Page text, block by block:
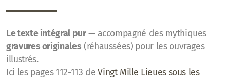
Le texte intégral pur— accompagné des mythiques
gravures originales (réhaussées) pour les ouvrages
illustrés.
Ici les pages 112-113 de Vingt Mille Lieues sous les